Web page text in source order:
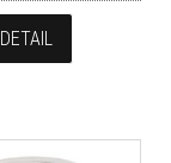
DETAIL